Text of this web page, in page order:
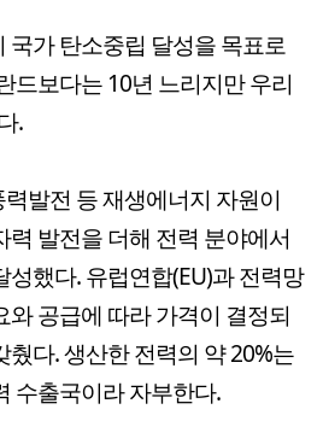
국가 탄소중립 달성을 목표로
드보다는 10년 느리지만 우리
.
발전 등 재생에너지 자원이
발전을 더해 전력 분야에서
했다. 유럽연합(EU)과 전력망
공급에 따라 가격이 결정되
췄다. 생산한 전력의 약 20%는
수출국이라 자부한다.